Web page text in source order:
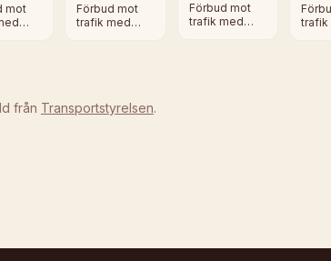
mot
Förbud mot
trafik med
Förbud mot
trafik med
trafik
från Transportstyrelsen.